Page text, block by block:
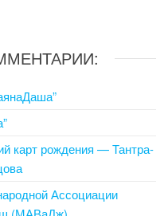
карт рождения — Тантра-
Ассоциации